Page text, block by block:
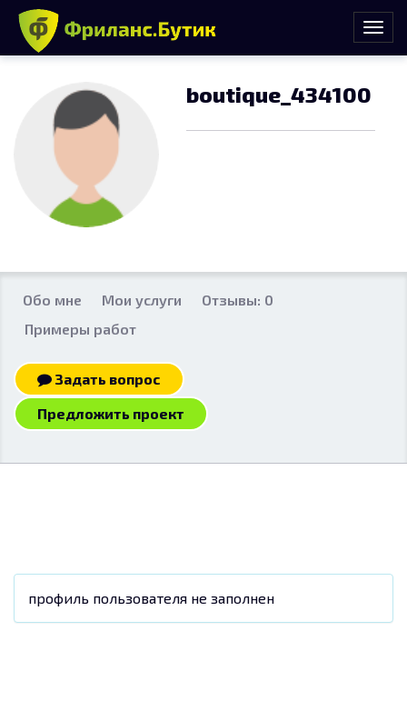
boutique_434100
Обо мне Мои услуги
Отзывы: 0
Примеры работ
Задать вопрос
Предложить проект
профиль пользователя не заполнен